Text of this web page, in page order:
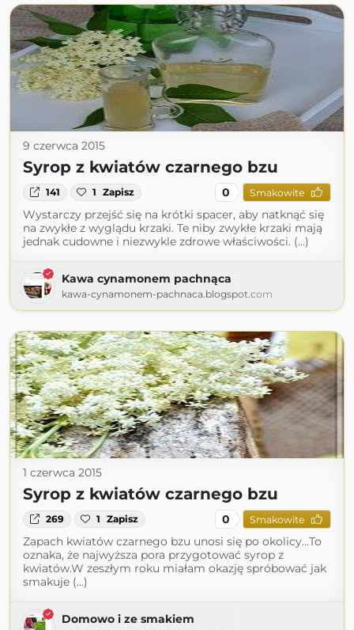
9 czerwca 2015
Syrop z kwiatów czarnego bzu
141 1 Zapisz 0 Smakowite
Wystarczy przejść się na krótki spacer, aby natknąć się
na zwykłe z wyglądu krzaki. Te niby zwykłe krzaki mają
jednak cudowne i niezwykle zdrowe właściwości. (...)
Kawa cynamonem pachnąca
kawa-cynamonem-pachnaca.blogspot.com
1 czerwca 2015
Syrop z kwiatów czarnego bzu
269 1 Zapisz 0 Smakowite
Zapach kwiatów czarnego bzu unosi się po okolicy...To
oznaka, że najwyższa pora przygotować syrop z
kwiatów.W zeszłym roku miałam okazję spróbować jak
smakuje (...)
Domowo i ze smakiem